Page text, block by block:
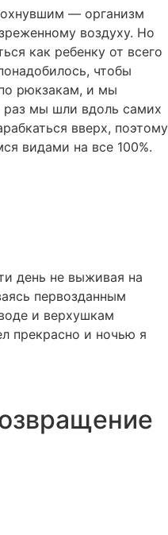
— организм
воздуху. Но
как ребенку от всего
чтобы
рюкзакам, и мы
раз мы шли вдоль самих
вверх, поэтому
видами на все 100%.
день не выживая на
первозданным
и верхушкам
прекрасно и ночью я